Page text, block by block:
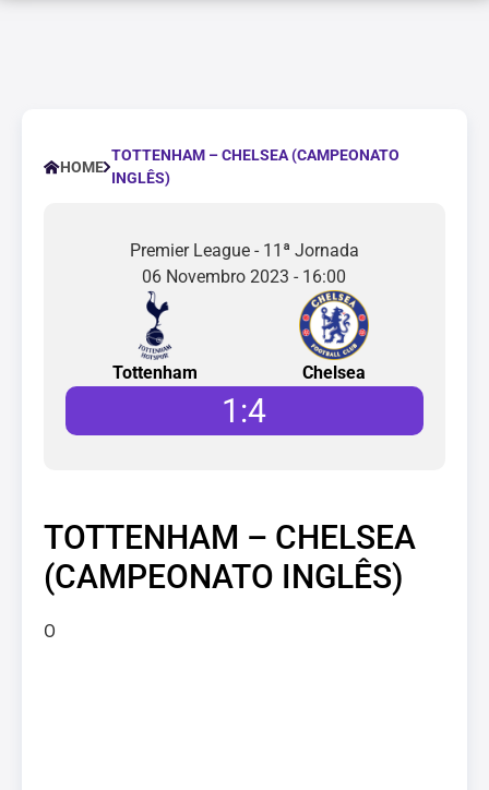
HOME
TOTTENHAM – CHELSEA (CAMPEONATO
INGLÊS)
Premier League - 11ª Jornada
06 Novembro 2023 - 16:00
Tottenham Chelsea
1 :4
TOTTENHAM – CHELSEA
(CAMPEONATO INGLÊS)
O